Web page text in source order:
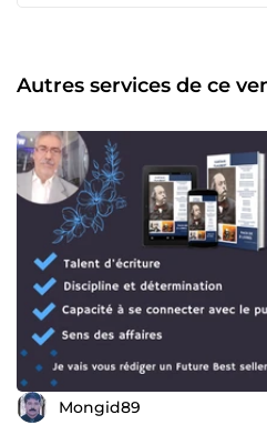
Autres services de ce
Mongid89